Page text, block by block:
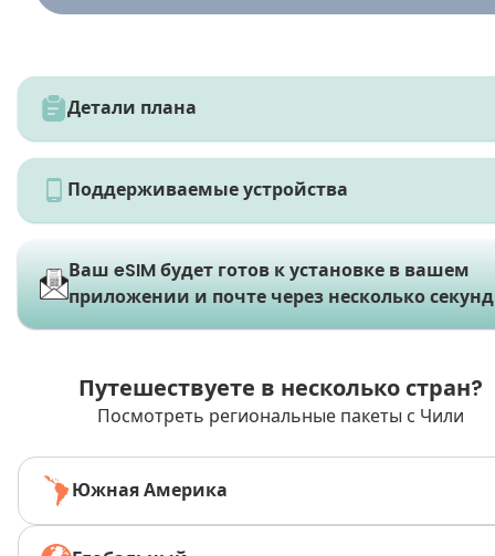
Детали плана
Поддерживаемые устройства
Ваш eSIM будет готов к установке в вашем
приложении и почте через несколько
Путешествуете в несколько стран?
Посмотреть региональные пакеты с Чили
Южная Америка